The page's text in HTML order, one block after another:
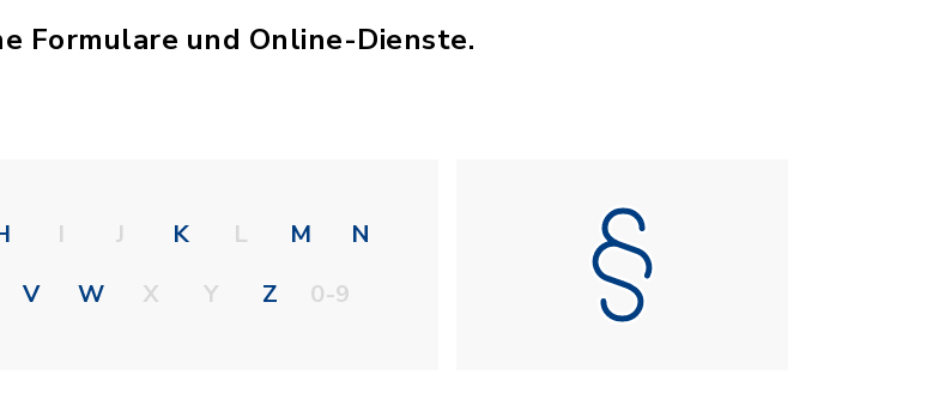
Formulare und Online-Dienste.
I J K L M
N
V W X Y Z 0-9